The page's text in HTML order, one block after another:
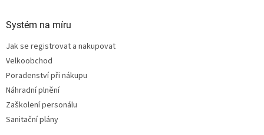
Systém na míru
Jak se registrovat a nakupovat
Velkoobchod
Poradenství při nákupu
Náhradní plnění
Zaškolení personálu
Sanitační plány